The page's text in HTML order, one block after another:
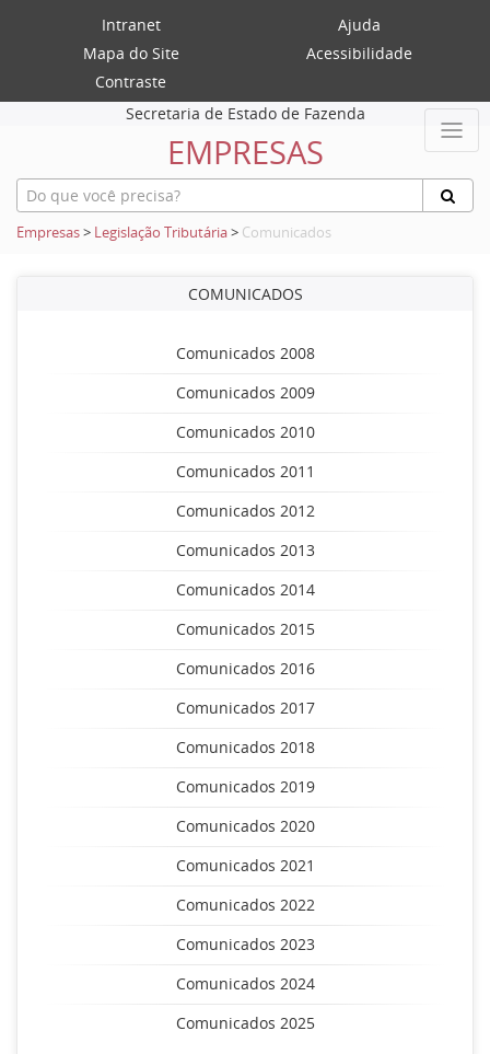
Intranet
Ajuda
Mapa do Site
Acessibilidade
Contraste
Secretaria de Estado de Fazenda
EMPRESAS
Empresas> Legislação Tributária> Comunicados
COMUNICADOS
Comunicados 2008
Comunicados 2009
Comunicados 2010
Comunicados 2011
Comunicados 2012
Comunicados 2013
Comunicados 2014
Comunicados 2015
Comunicados 2016
Comunicados 2017
Comunicados 2018
Comunicados 2019
Comunicados 2020
Comunicados 2021
Comunicados 2022
Comunicados 2023
Comunicados 2024
Comunicados 2025